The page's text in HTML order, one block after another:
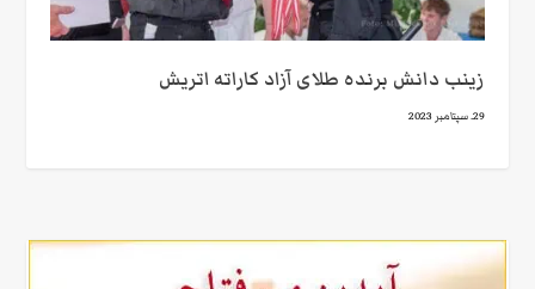
زینب دانش برنده طلای آزاد کاراته اتریش
29. سپتامبر 2023